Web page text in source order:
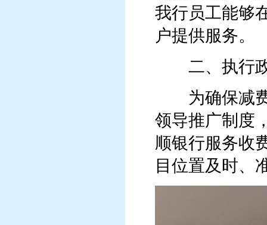
我行员工能够
户提供服务。
二、执行政
为确保减费
领导推广制度
顺银行服务收
目位置及时、